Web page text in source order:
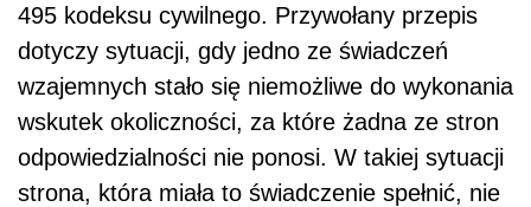
495 kodeksu cywilnego. Przywołany przepis
dotyczy sytuacji, gdy jedno ze świadczeń
wzajemnych stało się niemożliwe do wykonania
wskutek okoliczności, za które żadna ze stron
odpowiedzialności nie ponosi. W takiej sytuacji
strona, która miała to świadczenie spełnić, nie